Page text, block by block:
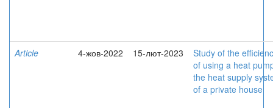
Article 4-жов-2022 15-лют-2023
Study of the
of using a heat
the heat supply
of a private house